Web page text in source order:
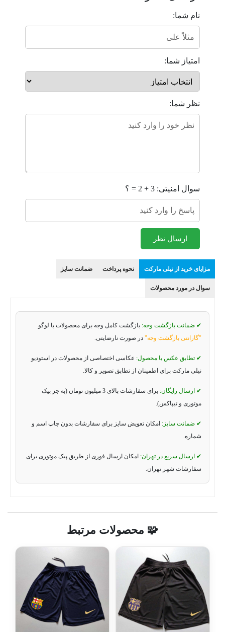
نام شما:
امتیاز شما:
نظر شما:
سوال امنیتی: 3 + 2 = ؟
ارسال نظر
مزایای خرید از نیلی مارکت نحوه پرداخت ضمانت سایز
سوال در مورد محصولات
✔ ضمانت بازگشت وجه: بازگشت کامل وجه برای محصولات با لوگو
"گارانتی بازگشت وجه" در صورت نارضایتی.
✔ تطابق عکس با محصول: عکاسی اختصاصی از محصولات در استودیو
نیلی مارکت برای اطمینان از تطابق تصویر و کالا.
✔ ارسال رایگان:
برای سفارشات بالای 3 میلیون تومان (به جز پیک
موتوری و تیپاکس).
✔ ضمانت سایز: امکان تعویض سایز برای سفارشات بدون چاپ اسم و
شماره.
✔ ارسال سریع در تهران: امکان ارسال فوری از طریق پیک موتوری برای
سفارشات شهر تهران.
🧩 محصولات مرتبط